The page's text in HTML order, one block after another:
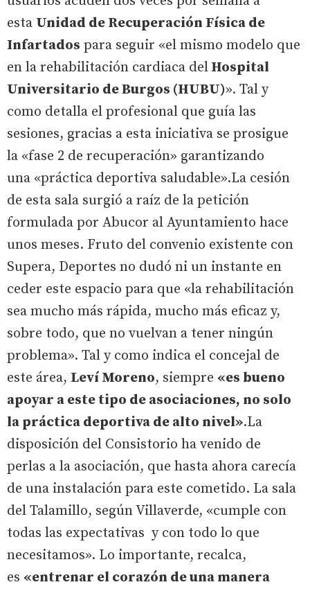
esta Unidad de Recuperación Física de
Infartados para seguir «el mismo modelo que
en la rehabilitación cardiaca del Hospital
Universitario de Burgos (HUBU)». Tal y
como detalla el profesional que guía las
sesiones, gracias a esta iniciativa se prosigue
la «fase 2 de recuperación» garantizando
una «práctica deportiva saludable».La cesión
de esta sala surgió a raíz de la petición
formulada por Abucor al Ayuntamiento hace
unos meses. Fruto del convenio existente con
Supera, Deportes no dudó ni un instante en
ceder este espacio para que «la rehabilitación
sea mucho más rápida, mucho más eficaz y,
sobre todo, que no vuelvan a tener ningún
problema». Tal y como indica el concejal de
este área, Leví Moreno, siempre «es bueno
apoyar a este tipo de asociaciones, no solo
la práctica deportiva de alto nivel».La
disposición del Consistorio ha venido de
perlas a la asociación, que hasta ahora carecía
de una instalación para este cometido. La sala
del Talamillo, según Villaverde, «cumple con
todas las expectativas y con todo lo que
necesitamos». Lo importante, recalca,
es «entrenar el corazón de una manera